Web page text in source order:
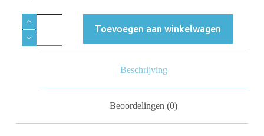
Toevoegen aan winkelwagen
Beschrijving
Beoordelingen (0)